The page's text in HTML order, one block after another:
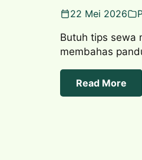
22 Mei 2026
Butuh tips sewa
membahas
Read More